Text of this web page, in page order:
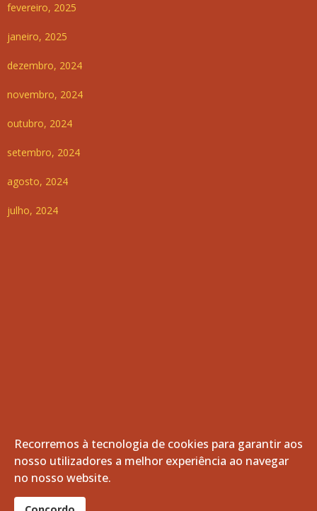
fevereiro, 2025
janeiro, 2025
dezembro, 2024
novembro, 2024
outubro, 2024
setembro, 2024
agosto, 2024
julho, 2024
© 2026 Freguesia de Vila de Frades. Todos os direitos
reservados.
Recorremos à tecnologia de cookies para garantir aos
nosso utilizadores a melhor experiência ao navegar
no nosso website.